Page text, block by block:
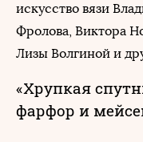
искусство вязи
Фролова, Виктора
Лизы Волгиной и
«Хрупкая
фарфор и